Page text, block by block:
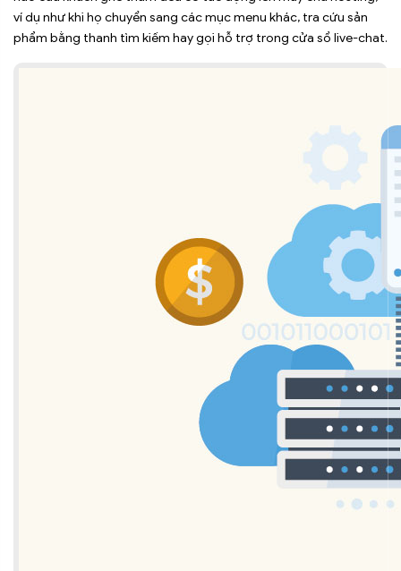
ví dụ như khi họ chuyển sang các mục menu khác, tra cứu sản
phẩm bằng thanh tìm kiếm hay gọi hỗ trợ trong cửa sổ live-chat.